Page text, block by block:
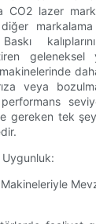
CO2 lazer
geleneksel
veya
gereken tek
Uygunluk: